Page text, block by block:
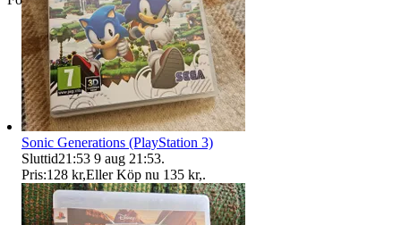
Sonic Generations (PlayStation 3)
Sluttid21:53 9 aug 21:53.
Pris:128 kr,Eller Köp nu 135 kr,.